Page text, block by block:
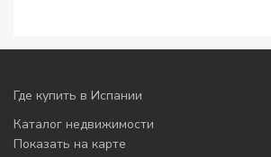
Где купить в Испании
Каталог недвижимости
Показать на карте